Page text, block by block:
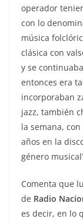
operador
con lo
música
clásica con
y se
entonces era
incorporaban
jazz, también
la semana,
años en la
género
Comenta que
de Radio
es decir, en lo